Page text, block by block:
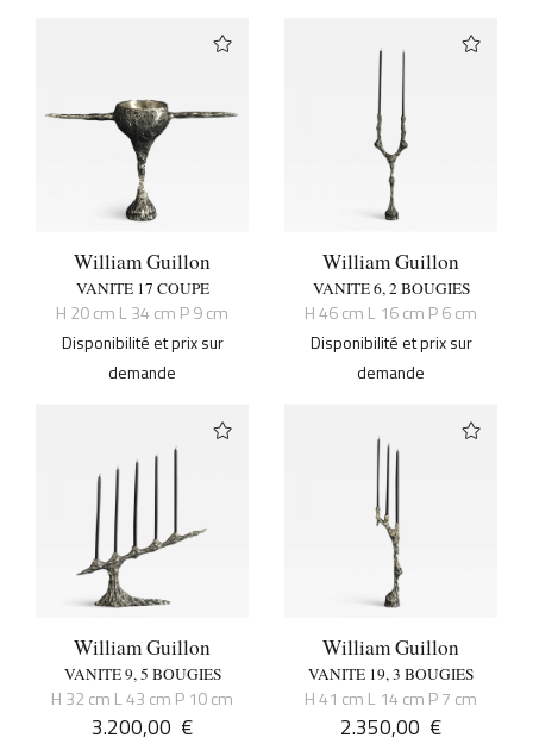
William Guillon
VANITE 17 COUPE
H 20 cm L 34 cm P 9 cm
Disponibilité et prix sur
demande
William Guillon
VANITE 6, 2 BOUGIES
H 46 cm L 16 cm P 6 cm
Disponibilité et prix sur
demande
William Guillon
VANITE 9, 5 BOUGIES
H 32 cm L 43 cm P 10 cm
3.200,00 €
William Guillon
VANITE 19, 3 BOUGIES
H 41 cm L 14 cm P 7 cm
2.350,00 €